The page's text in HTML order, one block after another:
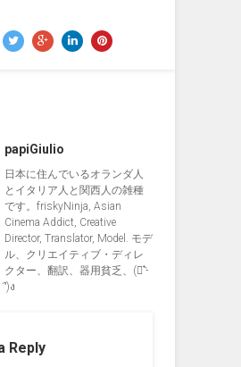
papiGiulio
日本に住んでいるオランダ人
とイタリア人と関西人の雑種
です。friskyNinja, Asian
Cinema Addict, Creative
Director, Translator, Model. モデ
ル、クリエイティブ・ディレ
クター、翻訳、器用貧乏、(ง︡'-
'︠)ง
Reply